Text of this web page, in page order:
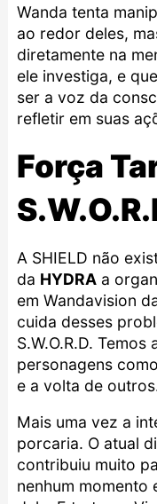
Wanda tenta
ao redor deles,
diretamente na
ele investiga, e
ser a voz da
refletir em suas
Força
A SHIELD não
da HYDRAa
em Wandavision
cuida desses
S.W.O.R.D.
personagens
e a volta de
Mais uma vez a
porcaria. O atual
contribuiu muito
nenhum momento